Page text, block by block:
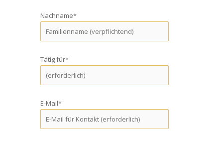
Nachname*
Tätig für*
E-Mail*